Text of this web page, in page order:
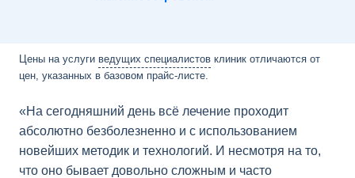
Цены на услуги ведущих специалистов клиник отличаются от
цен, указанных в базовом прайс-листе.
«На сегодняшний день всё лечение проходит
абсолютно безболезненно и с использованием
новейших методик и технологий. И несмотря на то,
что оно бывает довольно сложным и часто